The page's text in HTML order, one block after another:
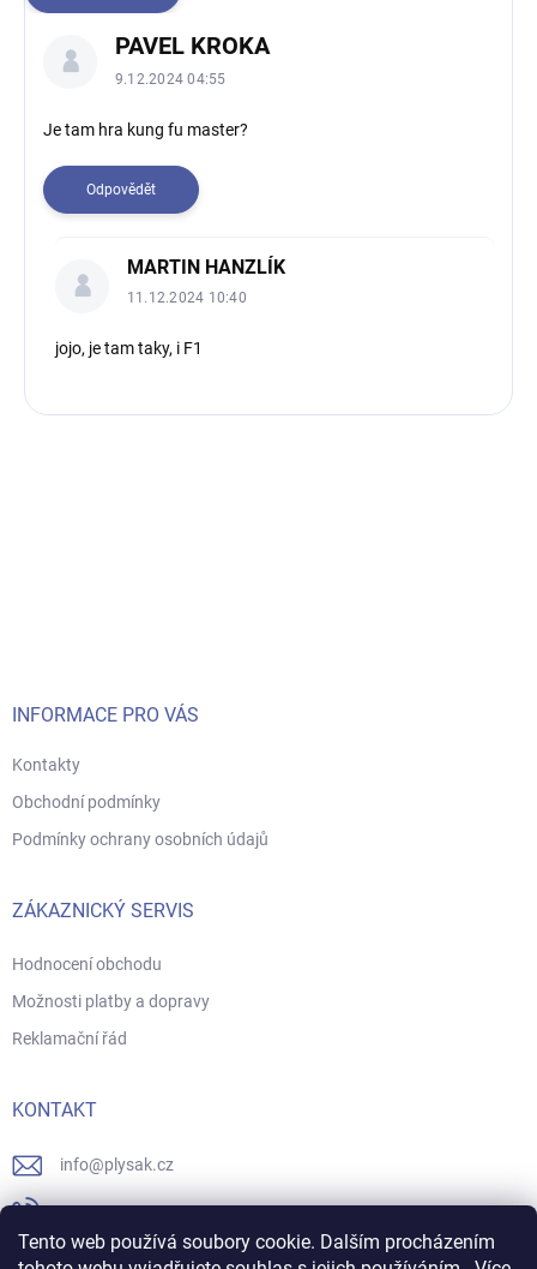
Tento web používá soubory cookie. Dalším procházením
PAVEL KROKA
9.12.2024 04:55
Je tam hra kung fu master?
Odpovědět
MARTIN HANZLÍK
11.12.2024 10:40
jojo, je tam taky, i F1
INFORMACE PRO VÁS
Kontakty
Obchodní podmínky
Podmínky ochrany osobních údajů
ZÁKAZNICKÝ SERVIS
Hodnocení obchodu
Možnosti platby a dopravy
Reklamační řád
KONTAKT
info@plysak.cz
731706247
https://www.facebook.com/plysak.cz/